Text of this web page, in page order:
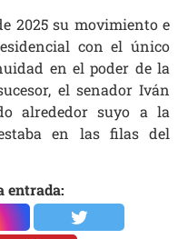
2025 su movimiento e
con el único
en el poder de la
el senador Iván
alrededor suyo a la
en las filas del
entrada: